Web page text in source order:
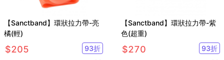
【Sanctband】環狀拉力帶-亮
橘(輕)
$205 93折
【Sanctband】環狀拉力帶-紫
色(超重)
$270 93折